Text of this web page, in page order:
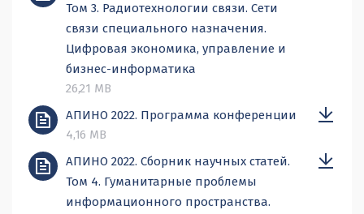
Том 3. Радиотехнологии связи. Сети
связи специального назначения.
Цифровая экономика, управление и
бизнес-информатика
26,21 MB
АПИНО 2022. Программа конференции
4,16 MB
АПИНО 2022. Сборник научных статей.
Том 4. Гуманитарные проблемы
информационного пространства.